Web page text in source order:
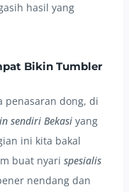
hasil yang
Bikin Tumbler
penasaran dong, di
sendiri Bekasi yang
ini kita bakal
buat nyari spesialis
nendang dan